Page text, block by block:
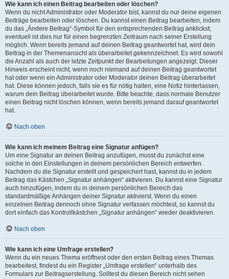
Wie kann ich einen Beitrag bearbeiten oder löschen?
Wenn du nicht Administrator oder Moderator bist, kannst du nur deine eigenen
Beiträge bearbeiten oder löschen. Du kannst einen Beitrag bearbeiten, indem
du das „Ändere Beitrag“-Symbol für den entsprechenden Beitrag anklickst;
eventuell ist dies nur für einen begrenzten Zeitraum nach seiner Erstellung
möglich. Wenn bereits jemand auf deinen Beitrag geantwortet hat, wird dein
Beitrag in der Themenansicht als überarbeitet gekennzeichnet. Es wird sowohl
die Anzahl als auch der letzte Zeitpunkt der Bearbeitungen angezeigt. Dieser
Hinweis erscheint nicht, wenn noch niemand auf deinen Beitrag geantwortet
hat oder wenn ein Administrator oder Moderator deinen Beitrag überarbeitet
hat. Diese können jedoch, falls sie es für nötig halten, eine Notiz hinterlassen,
warum dein Beitrag überarbeitet wurde. Bitte beachte, dass normale Benutzer
einen Beitrag nicht löschen können, wenn bereits jemand darauf geantwortet
hat.
Nach oben
Wie kann ich meinem Beitrag eine Signatur anfügen?
Um eine Signatur an deinen Beitrag anzufügen, musst du zunächst eine
solche in den Einstellungen in deinem persönlichen Bereich entwerfen.
Nachdem du die Signatur erstellt und gespeichert hast, kannst du in jedem
Beitrag das Kästchen „Signatur anhängen“ aktivieren. Du kannst eine Signatur
auch hinzufügen, indem du in deinem persönlichen Bereich das
standardmäßige Anhängen deiner Signatur aktivierst. Wenn du einen
einzelnen Beitrag dennoch ohne Signatur verfassen möchtest, so kannst du
dort einfach das Kontrollkästchen „Signatur anhängen“ wieder deaktivieren.
Nach oben
Wie kann ich eine Umfrage erstellen?
Wenn du ein neues Thema eröffnest oder den ersten Beitrag eines Themas
bearbeitest, findest du ein Register „Umfrage erstellen“ unterhalb des
Formulars zur Beitragserstellung. Solltest du diesen Bereich nicht sehen